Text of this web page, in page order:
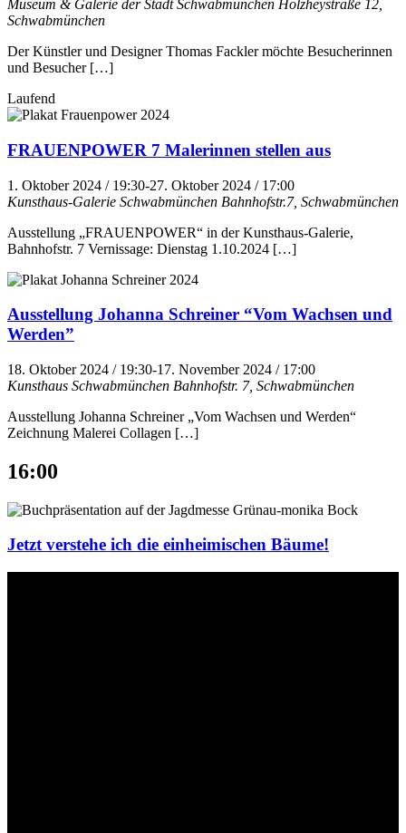
Museum & Galerie der Stadt Schwabmünchen Holzheystraße 12,
Schwabmünchen
Der Künstler und Designer Thomas Fackler möchte Besucherinnen
und Besucher […]
Laufend
FRAUENPOWER 7 Malerinnen stellen aus
1. Oktober 2024 / 19:30-27. Oktober 2024 / 17:00
Kunsthaus-Galerie Schwabmünchen Bahnhofstr.7, Schwabmünchen
Ausstellung „FRAUENPOWER“ in der Kunsthaus-Galerie,
Bahnhofstr. 7 Vernissage: Dienstag 1.10.2024 […]
Ausstellung Johanna Schreiner “Vom Wachsen und
Werden”
18. Oktober 2024 / 19:30-17. November 2024 / 17:00
Kunsthaus Schwabmünchen Bahnhofstr. 7, Schwabmünchen
Ausstellung Johanna Schreiner „Vom Wachsen und Werden“
Zeichnung Malerei Collagen […]
16:00
Jetzt verstehe ich die einheimischen Bäume!